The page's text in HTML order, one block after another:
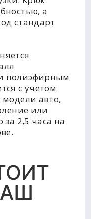
а
стандарт
полиэфирным
с учетом
модели авто,
или
2,5 часа на